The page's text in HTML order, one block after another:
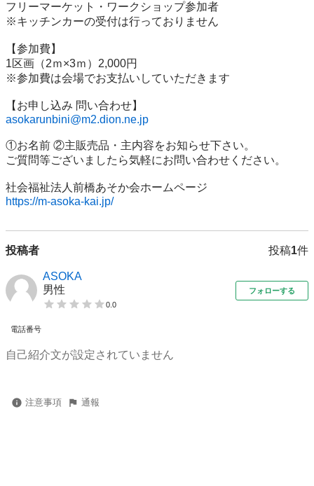
フリーマーケット・ワークショップ参加者
※キッチンカーの受付は行っておりません
【参加費】
1区画（2ｍ×3ｍ）2,000円
※参加費は会場でお支払いしていただきます
asokarunbini@m2.dion.ne.jp
①お名前 ②主販売品・主内容をお知らせ下さい。
ご質問等ございましたら気軽にお問い合わせください。
https://m-asoka-kai.jp/
投稿者 投稿1件
ASOKA
男性
0.0
フォローする
電話番号
自己紹介文が設定されていません
注意事項 通報